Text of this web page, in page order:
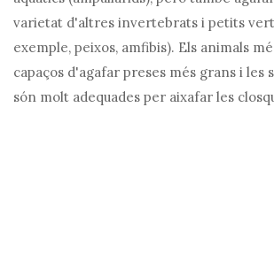
varietat d'altres invertebrats i petits
exemple, peixos, amfibis). Els animals
capaços d'agafar preses més grans i les
són molt adequades per aixafar les